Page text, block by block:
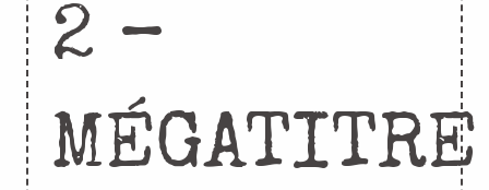
2 –
MÉGATITRE